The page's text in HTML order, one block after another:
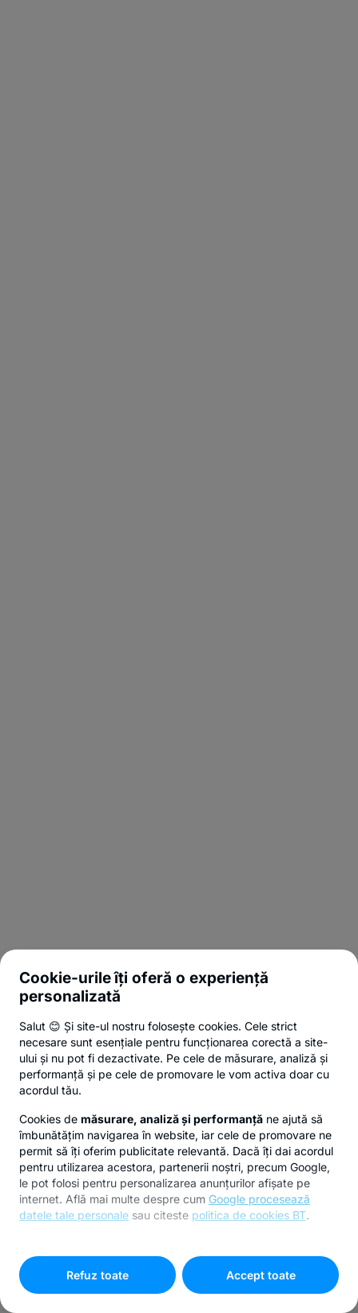
Cookie-urile îți oferă o experiență
personalizată
Salut 😊 Și site-ul nostru folosește cookies. Cele strict
necesare sunt esențiale pentru funcționarea corectă a site-
ului și nu pot fi dezactivate. Pe cele de măsurare, analiză și
performanță și pe cele de promovare le vom activa doar cu
acordul tău.
Cookies de măsurare, analiză și performanță ne ajută să
îmbunătățim navigarea în website, iar cele de promovare ne
permit să îți oferim publicitate relevantă. Dacă îți dai acordul
pentru utilizarea acestora, partenerii noștri, precum Google,
le pot folosi pentru personalizarea anunțurilor afișate pe
internet. Află mai multe despre cum Google procesează
datele tale personale sau citeste politica de cookies BT.
cookies"
Refuz toate
Accept toate